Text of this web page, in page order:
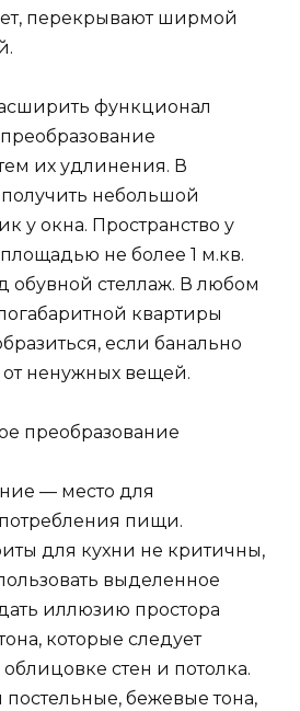
перекрывают ширмой
функционал
их удлинения. В
небольшой
у окна. Пространство у
не более 1 м.кв.
обувной стеллаж. В любом
квартиры
если банально
от ненужных вещей.
преобразование
— место для
пищи.
для кухни не критичны,
выделенное
иллюзию простора
которые следует
стен и потолка.
бежевые тона,